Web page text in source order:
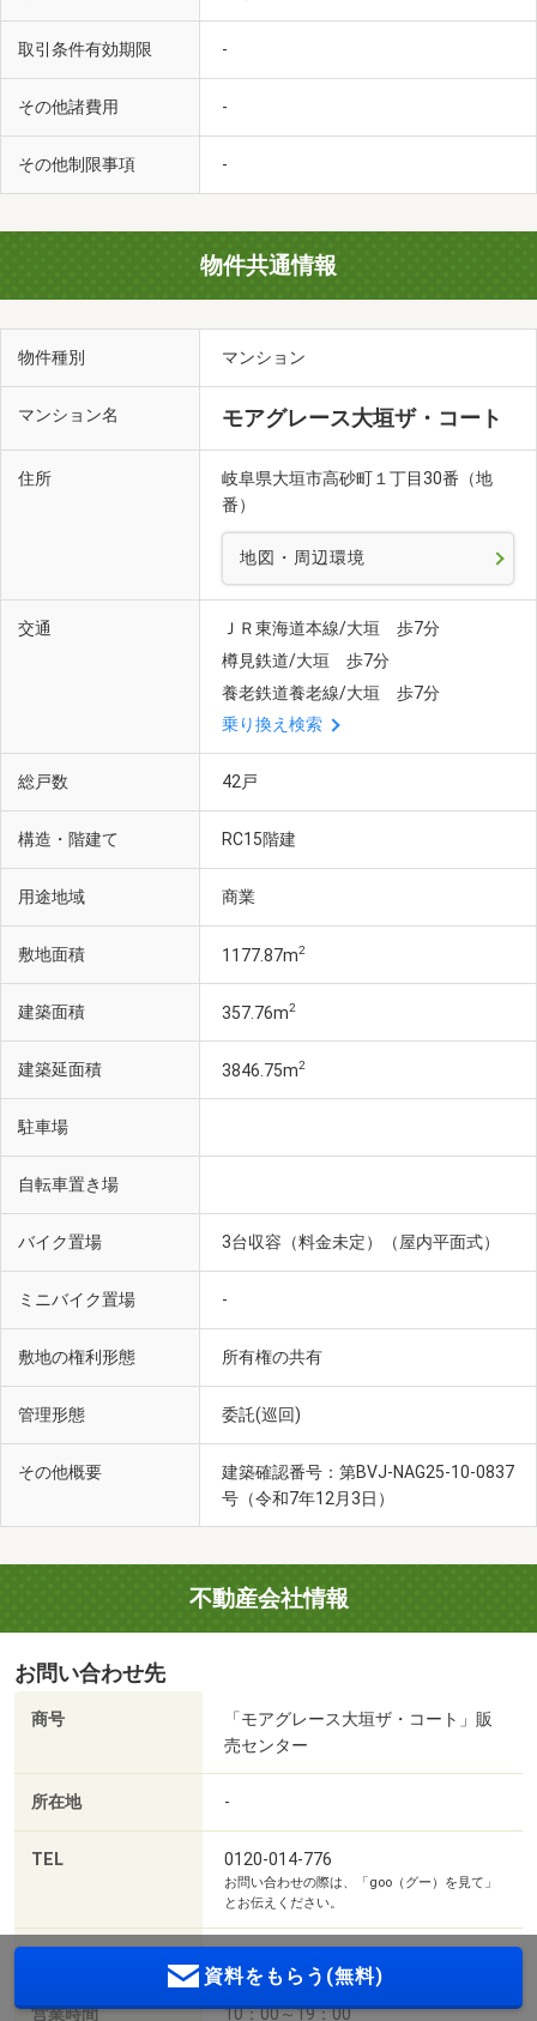
取引条件有効期限 -
その他諸費用 -
その他制限事項 -
物件共通情報
物件種別 マンション
マンション名 モアグレース大垣ザ・コート
住所
岐阜県大垣市高砂町１丁目30番（地
番）
地図・周辺環境
交通
ＪＲ東海道本線/大垣 歩7分
樽見鉄道/大垣 歩7分
養老鉄道養老線/大垣 歩7分
乗り換え検索
総戸数 42戸
構造・階建て RC15階建
用途地域 商業
敷地面積 1177.87m2
建築面積 357.76m2
建築延面積 3846.75m2
駐車場
自転車置き場
バイク置場 3台収容（料金未定）（屋内平面式）
ミニバイク置場 -
敷地の権利形態 所有権の共有
管理形態 委託(巡回)
その他概要
建築確認番号：第BVJ‐NAG25-10-0837
号（令和7年12月3日）
不動産会社情報
お問い合わせ先
商号
「モアグレース大垣ザ・コート」販
売センター
所在地 -
TEL 0120-014-776
お問い合わせの際は、「goo（グー）を見て」
とお伝えください。
営業時間 10：00～19：00
資料をもらう(無料)